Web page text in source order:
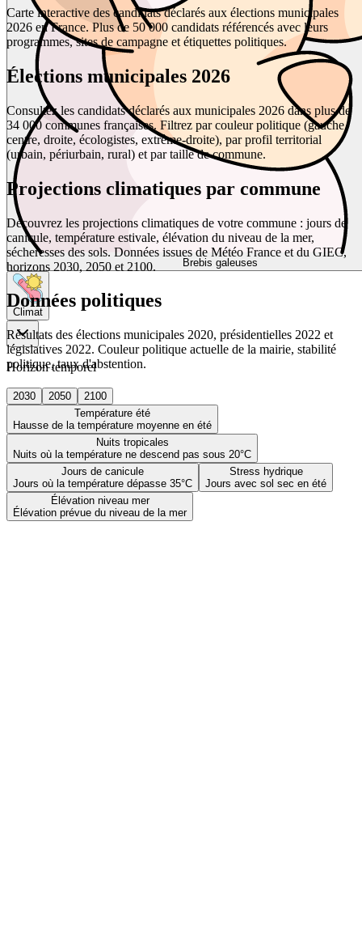
Brebis galeuses
Climat
Horizon temporel
2030 2050
2100
Température été
Hausse de la température moyenne en été
Nuits tropicales
Nuits où la température ne descend pas sous 20°C
Jours de canicule
Jours où la température dépasse 35°C
Stress hydrique
Jours avec sol sec en été
Élévation niveau mer
Élévation prévue du niveau de la mer
Carte interactive des candidats déclarés aux élections municipales
2026 en France. Plus de 50 000 candidats référencés avec leurs
programmes, sites de campagne et étiquettes politiques.
Élections municipales 2026
Consultez les candidats déclarés aux municipales 2026 dans plus de
34 000 communes françaises. Filtrez par couleur politique (gauche,
centre, droite, écologistes, extrême-droite), par profil territorial
(urbain, périurbain, rural) et par taille de commune.
Projections climatiques par commune
Découvrez les projections climatiques de votre commune : jours de
canicule, température estivale, élévation du niveau de la mer,
sécheresses des sols. Données issues de Météo France et du GIEC,
horizons 2030, 2050 et 2100.
Données politiques
Résultats des élections municipales 2020, présidentielles 2022 et
législatives 2022. Couleur politique actuelle de la mairie, stabilité
politique, taux d'abstention.